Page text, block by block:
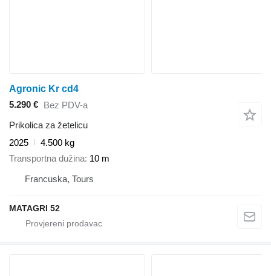
Agronic Kr cd4
5.290 € Bez PDV-a
Prikolica za žetelicu
2025
4.500 kg
Transportna dužina 10 m
Francuska, Tours
MATAGRI 52